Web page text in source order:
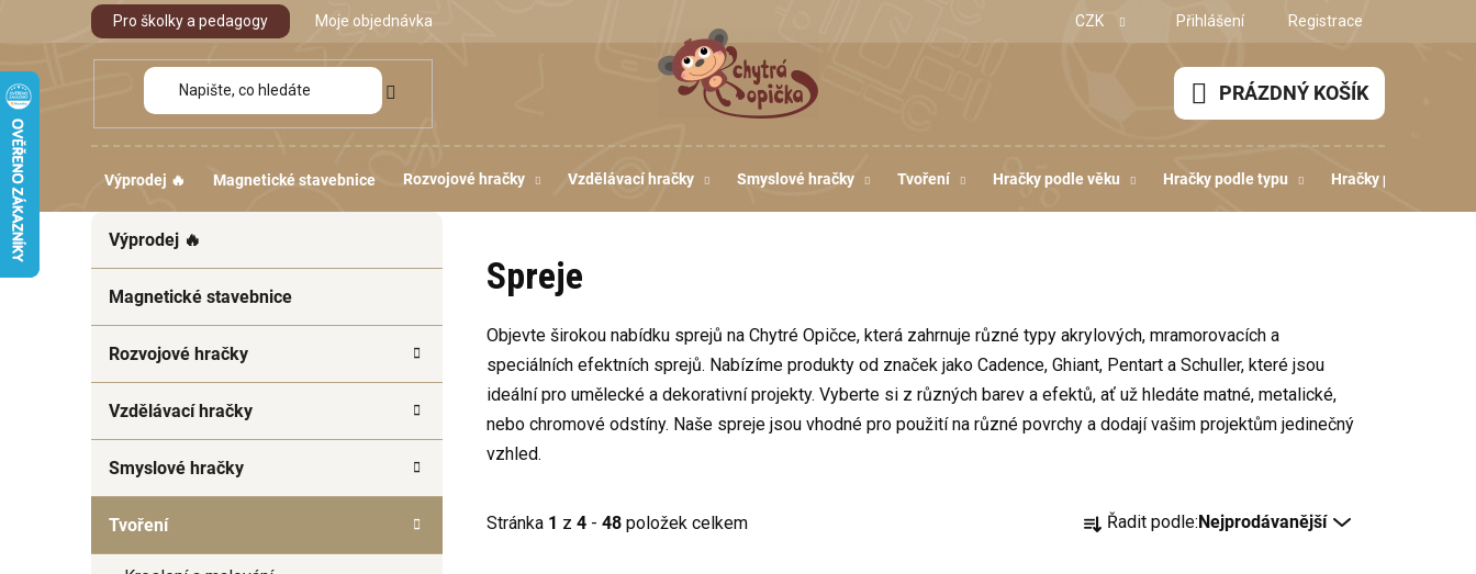
Pro školky a pedagogy Moje objednávka CZK Přihlášení Registrace
NÁKUPNÍ
KOŠÍK
PRÁZDNÝ KOŠÍK
Výprodej 🔥 Magnetické stavebnice Rozvojové hračky Vzdělávací hračky Smyslové hračky Tvoření Hračky podle věku Hračky podle typu Hračky podle
kategorie
t
g
i
Výprodej 🔥
Magnetické stavebnice
Rozvojové hračky
Vzdělávací hračky
Smyslové hračky
Tvoření
Spreje
Objevte širokou nabídku sprejů na Chytré Opičce, která zahrnuje různé typy akrylových, mramorovacích a
speciálních efektních sprejů. Nabízíme produkty od značek jako Cadence, Ghiant, Pentart a Schuller, které jsou
ideální pro umělecké a dekorativní projekty. Vyberte si z různých barev a efektů, ať už hledáte matné, metalické,
nebo chromové odstíny. Naše spreje jsou vhodné pro použití na různé povrchy a dodají vašim projektům jedinečný
vzhled.
Stránka 1 z 4 - 48 položek celkem
a
Řadit podle: Nejprodávanější